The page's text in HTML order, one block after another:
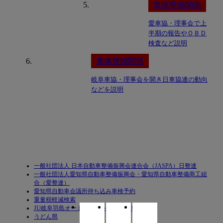
車体整備関係
愛車協・理事会で上
半期の報告やＯＢＤ
検査など説明
車体整備関係
岐阜車協・理事会を開き日車協連の動向
などを説明
一般社団法人 日本自動車整備振興会連合会（JASPA）日整連
一般社団法人愛知県自動車整備振興会・愛知県自動車整備商工組
合（愛整連）
愛知県自動車会議所持ち込み車検予約
重量税軽減検索
JU岐阜羽島オートオークション（ＪＵ岐阜）
うどん県